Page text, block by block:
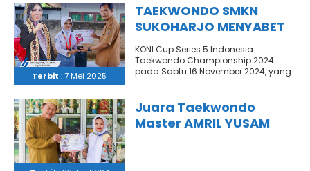
yang dibentuk..
Terbit : 7 Mei 2025
TAEKWONDO SMKN
SUKOHARJO MENYABET
MEDALI
KONI Cup Series 5 Indonesia
Taekwondo Championship 2024
pada Sabtu 16 November 2024, yang
Juara Taekwondo
Master AMRIL YUSAM